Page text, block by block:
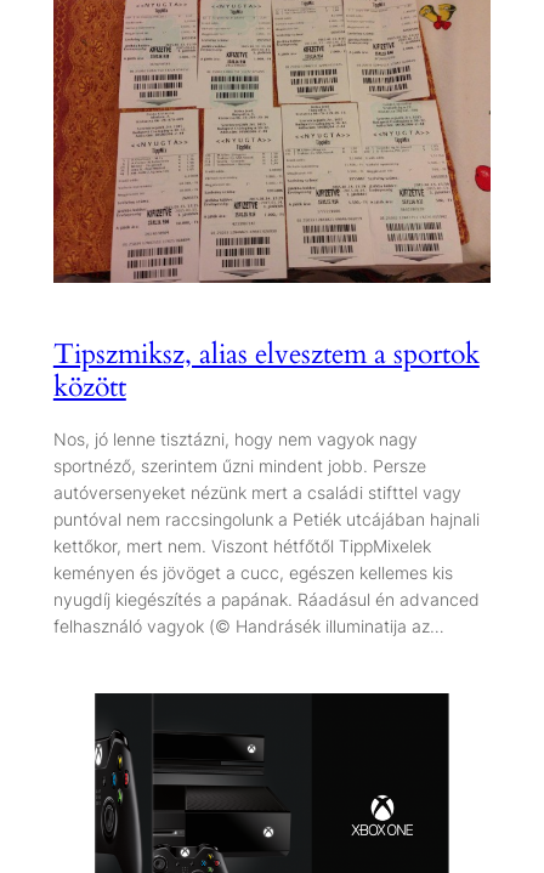
Tipszmiksz, alias elvesztem a sportok
között
Nos, jó lenne tisztázni, hogy nem vagyok nagy
sportnéző, szerintem űzni mindent jobb. Persze
autóversenyeket nézünk mert a családi stifttel vagy
puntóval nem raccsingolunk a Petiék utcájában hajnali
kettőkor, mert nem. Viszont hétfőtől TippMixelek
keményen és jövöget a cucc, egészen kellemes kis
nyugdíj kiegészítés a papának. Ráadásul én advanced
felhasználó vagyok (© Handrásék illuminatija az…